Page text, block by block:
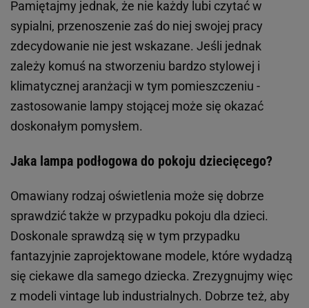
Pamiętajmy jednak, że nie każdy lubi czytać w
sypialni, przenoszenie zaś do niej swojej pracy
zdecydowanie nie jest wskazane. Jeśli jednak
zależy komuś na stworzeniu bardzo stylowej i
klimatycznej aranżacji w tym pomieszczeniu -
zastosowanie lampy stojącej może się okazać
doskonałym pomysłem.
Jaka lampa podłogowa do pokoju dziecięcego?
Omawiany rodzaj oświetlenia może się dobrze
sprawdzić także w przypadku pokoju dla dzieci.
Doskonale sprawdzą się w tym przypadku
fantazyjnie zaprojektowane modele, które wydadzą
się ciekawe dla samego dziecka. Zrezygnujmy więc
z modeli vintage lub industrialnych. Dobrze też, aby